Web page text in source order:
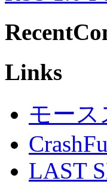
Links
モース
LAST